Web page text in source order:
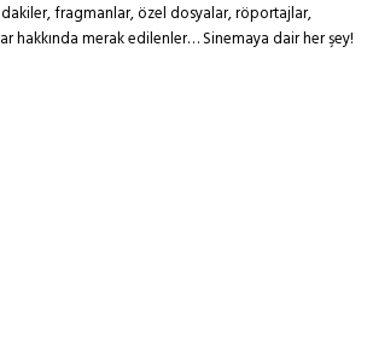
fragmanlar, özel dosyalar, röportajlar,
hakkında merak edilenler… Sinemaya dair her şey!